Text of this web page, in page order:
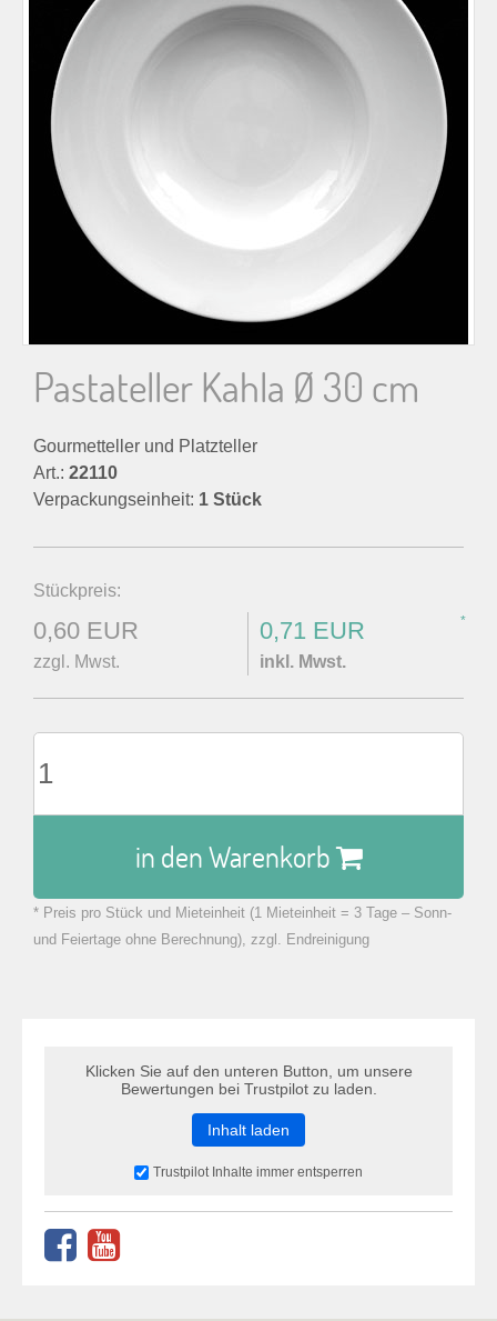
n
c
Pastateller Kahla Ø 30 cm
Gourmetteller und Platzteller
Art.: 22110
Verpackungseinheit: 1 Stück
Stückpreis:
0,60 EUR
zzgl. Mwst.
0,71 EUR *
inkl. Mwst.
in den Warenkorb
zu Warenkorb hinzugefügt.
* Preis pro Stück und Mieteinheit (1 Mieteinheit = 3 Tage – Sonn-
und Feiertage ohne Berechnung), zzgl. Endreinigung
Klicken Sie auf den unteren Button, um unsere
Bewertungen bei Trustpilot zu laden.
Inhalt laden
Trustpilot Inhalte immer entsperren